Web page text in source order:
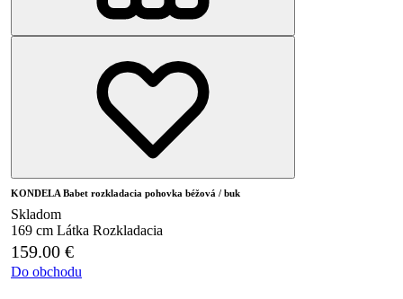
KONDELA Babet rozkladacia pohovka béžová / buk
Skladom
169 cm Látka Rozkladacia
159.00 €
Do obchodu